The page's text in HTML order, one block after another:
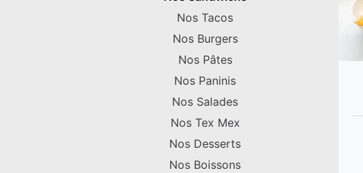
Nos Tacos
Nos Burgers
Nos Pâtes
Nos Paninis
Nos Salades
Nos Tex Mex
Nos Desserts
Nos Boissons